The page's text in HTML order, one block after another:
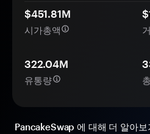
$451.81M
시가총액
322.04M
유통량
PancakeSwap 에 대해 더 알아보